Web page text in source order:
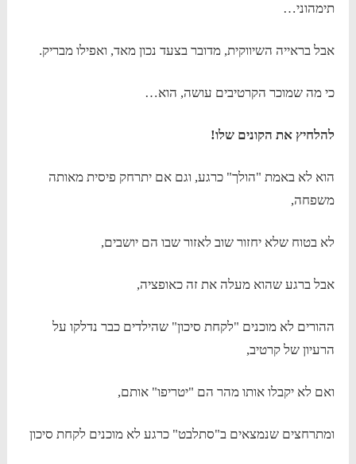
תימהוני…
אבל בראייה השיווקית, מדובר בצעד נכון מאד, ואפילו מבריק.
כי מה שמוכר הקרטיבים עושה, הוא…
להלחיץ את הקונים שלו!
הוא לא באמת "הולך" כרגע, וגם אם יתרחק פיסית מאותה
משפחה,
לא בטוח שלא יחזור שוב לאזור שבו הם יושבים,
אבל ברגע שהוא מעלה את זה כאופציה,
ההורים לא מוכנים "לקחת סיכון" שהילדים כבר נדלקו על
הרעיון של קרטיב,
ואם לא יקבלו אותו מהר הם "יטריפו" אותם,
ומתרחצים שנמצאים ב"סתלבט" כרגע לא מוכנים לקחת סיכון